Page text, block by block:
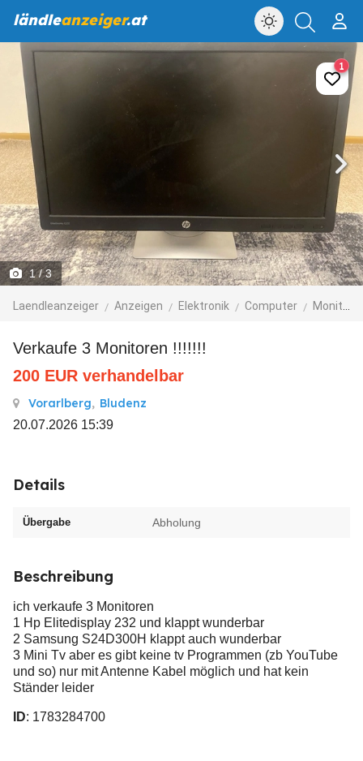
ländleanzeiger.at
1/ 3
Laendleanzeiger Anzeigen Elektronik Computer Monitore, Displays
1
Verkaufe 3 Monitoren !!!!!!!
200 EUR verhandelbar
Vorarlberg, Bludenz
20.07.2026 15:39
Details
Übergabe Abholung
Beschreibung
ich verkaufe 3 Monitoren
1 Hp Elitedisplay 232 und klappt wunderbar
2 Samsung S24D300H klappt auch wunderbar
3 Mini Tv aber es gibt keine tv Programmen (zb YouTube
und so) nur mit Antenne Kabel möglich und hat kein
Ständer leider
ID: 1783284700